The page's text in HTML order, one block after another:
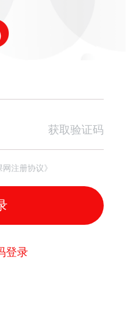
获取验证码
注册协议》
登录